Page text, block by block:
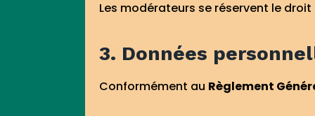
Les modérateurs se réservent le
3. Données
Conformément au Règlement